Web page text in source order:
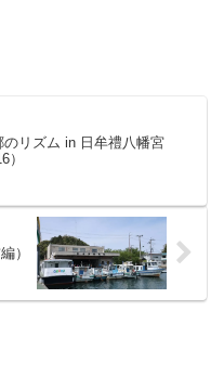
のリズム in 日牟禮八幡宮
）
）